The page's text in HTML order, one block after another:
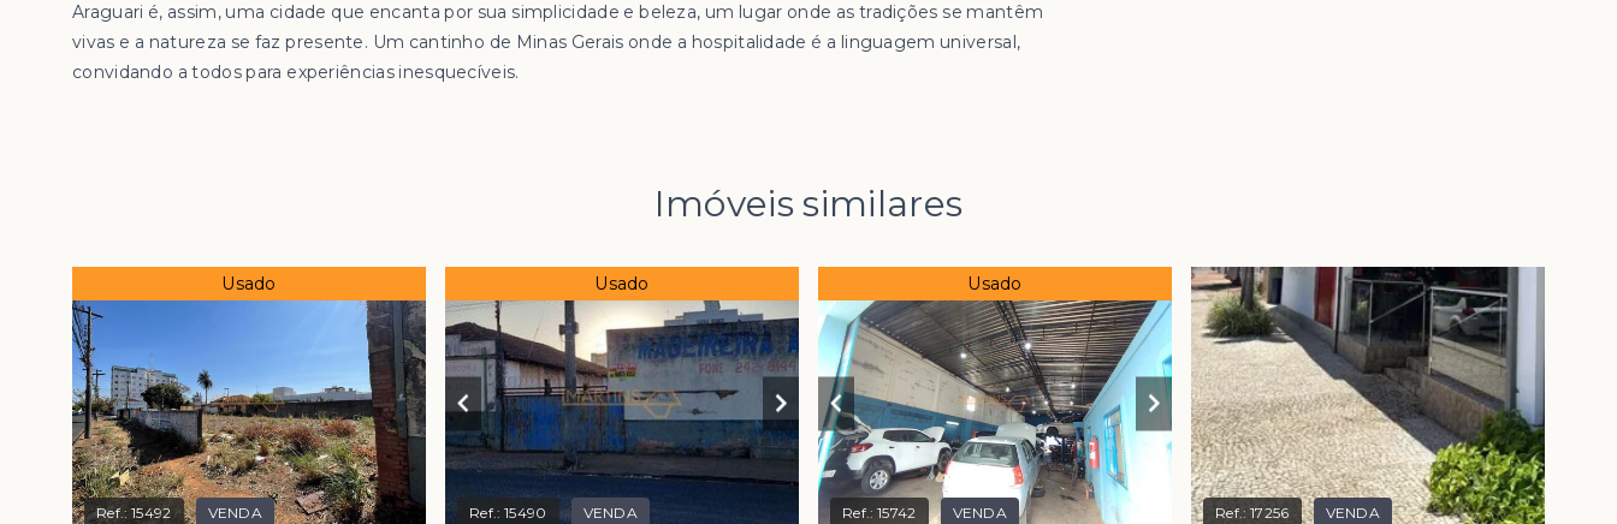
Araguari é, assim, uma cidade que encanta por sua simplicidade e beleza, um lugar onde as tradições se mantêm
vivas e a natureza se faz presente. Um cantinho de Minas Gerais onde a hospitalidade é a linguagem universal,
convidando a todos para experiências inesquecíveis.
Imóveis similares
Usado
Ref.:15492 VENDA
Usado
Ref.:15490 VENDA
Usado
Ref.:15742 VENDA Ref.:17256 VENDA